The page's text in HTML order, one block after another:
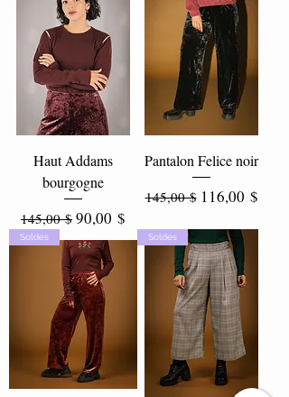
Haut Addams
bourgogne
Prix original
145,00 $ Prix promotionnel
90,00 $
Pantalon Felice noir
Prix original
145,00 $ Prix
116,00 $
Soldes Soldes